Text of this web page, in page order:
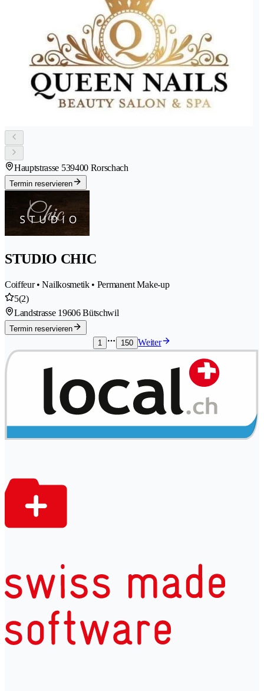
Hauptstrasse 539400 Rorschach
Termin reservieren
STUDIO CHIC
Coiffeur • Nailkosmetik • Permanent Make-up
5(2)
Landstrasse 19606 Bütschwil
Termin reservieren
1
150 Weiter